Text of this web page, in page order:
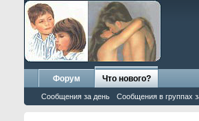
Форум Что нового?
Сообщения за день Сообщения в группах